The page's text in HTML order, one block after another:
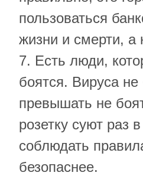
пользоваться
жизни и смерти, а
7. Есть люди,
боятся. Вируса
превышать не
розетку суют раз
соблюдать
безопаснее.